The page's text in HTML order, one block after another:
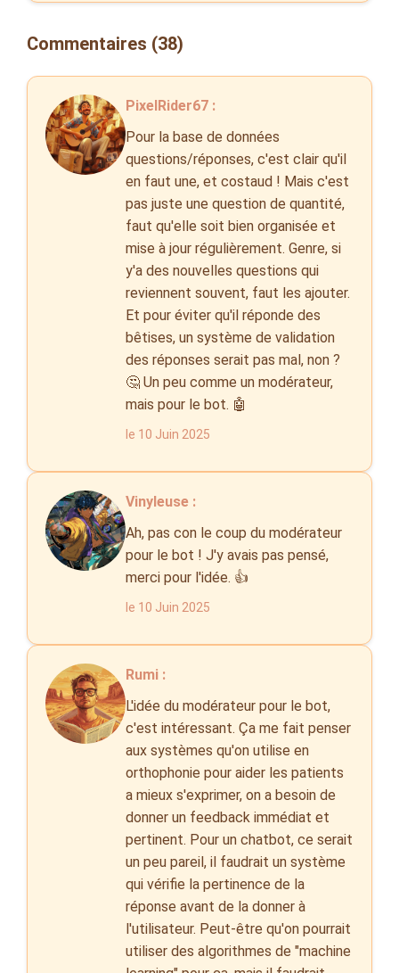
Commentaires (38)
PixelRider67 :
Pour la base de données
questions/réponses, c'est clair qu'il
en faut une, et costaud ! Mais c'est
pas juste une question de quantité,
faut qu'elle soit bien organisée et
mise à jour régulièrement. Genre, si
y'a des nouvelles questions qui
reviennent souvent, faut les ajouter.
Et pour éviter qu'il réponde des
bêtises, un système de validation
des réponses serait pas mal, non ?
🤔 Un peu comme un modérateur,
mais pour le bot. 🤖
le 10 Juin 2025
Vinyleuse :
Ah, pas con le coup du modérateur
pour le bot ! J'y avais pas pensé,
merci pour l'idée. 👍
le 10 Juin 2025
Rumi :
L'idée du modérateur pour le bot,
c'est intéressant. Ça me fait penser
aux systèmes qu'on utilise en
orthophonie pour aider les patients
a mieux s'exprimer, on a besoin de
donner un feedback immédiat et
pertinent. Pour un chatbot, ce serait
un peu pareil, il faudrait un système
qui vérifie la pertinence de la
réponse avant de la donner à
l'utilisateur. Peut-être qu'on pourrait
utiliser des algorithmes de "machine